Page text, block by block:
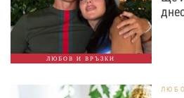
ЛЮБОВ И ВРЪЗКИ